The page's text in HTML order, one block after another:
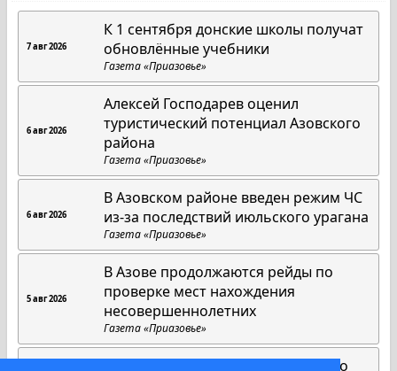
7 авг 2026
К 1 сентября донские школы получат
обновлённые учебники
Газета «Приазовье»
6 авг 2026
Алексей Господарев оценил
туристический потенциал Азовского
района
Газета «Приазовье»
6 авг 2026
В Азовском районе введен режим ЧС
из-за последствий июльского урагана
Газета «Приазовье»
5 авг 2026
В Азове продолжаются рейды по
проверке мест нахождения
несовершеннолетних
Газета «Приазовье»
Матрица добра Юлии Максименко